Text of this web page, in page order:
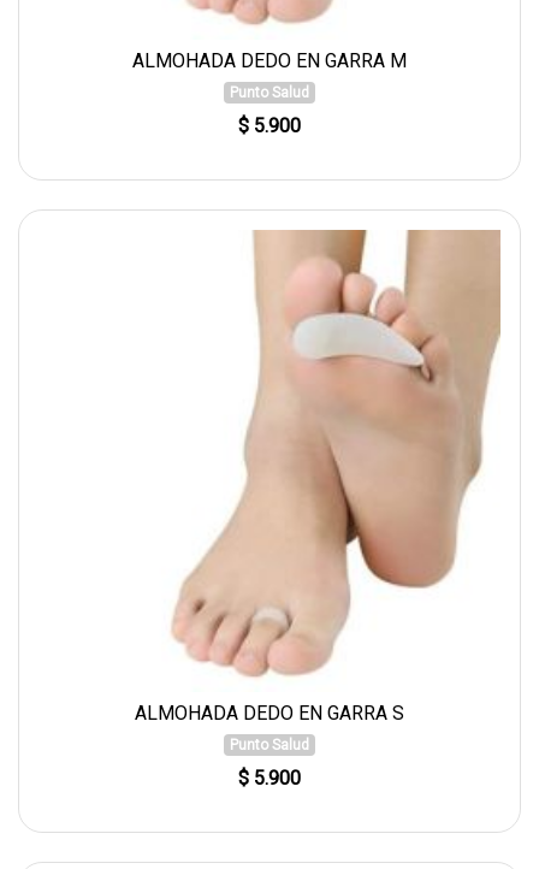
ALMOHADA DEDO EN GARRA M
Punto Salud
$ 5.900
ALMOHADA DEDO EN GARRA S
Punto Salud
$ 5.900